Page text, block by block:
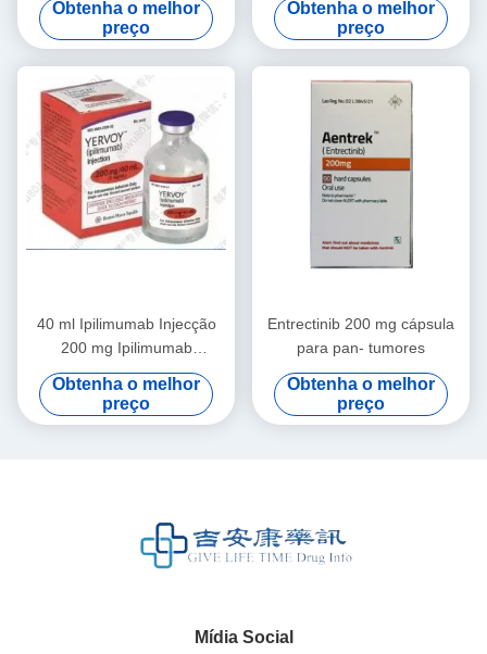
de células renais,
melanoma, carcinoma
hepatocelular, cancro do
pulmão de células não
pequenas, mesotelioma
pleural maligno para estágio
1 2 3 do câncer
Obtenha o melhor
preço
comprimidosPanto- tumor
direcionado, medicamentos
imunológicos para câncer de
estágio 1 2 3
Obtenha o melhor
preço
40 ml Ipilimumab Injecção
200 mg Ipilimumab
Medicamentos contra o
Câncer Colorrectal
Obtenha o melhor
preço
Entrectinib 200 mg cápsula
para pan- tumores
Obtenha o melhor
preço
Mídia Social